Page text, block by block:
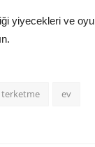
yiyecekleri ve
terketme ev